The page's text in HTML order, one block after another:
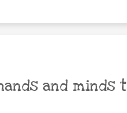
and minds